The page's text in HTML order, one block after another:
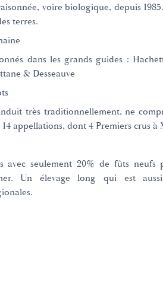
voire biologique, depuis
terres.
dans les grands guides :
& Desseauve
très traditionnellement, ne
14 appellations, dont 4 Premiers crus à
avec seulement 20% de fûts neufs
Un élevage long qui est